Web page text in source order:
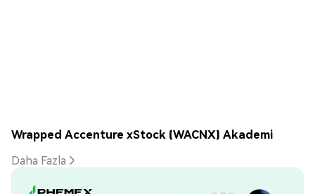
Wrapped Accenture xStock (WACNX) Akademi
Daha Fazla